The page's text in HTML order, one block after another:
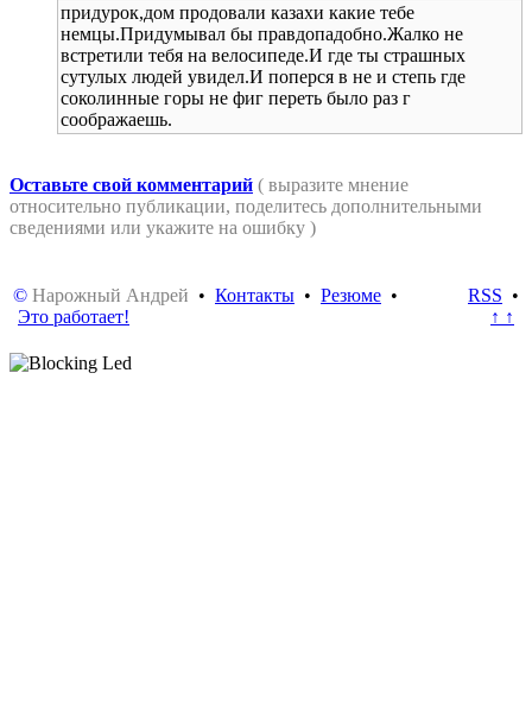
придурок,дом продовали казахи какие тебе
немцы.Придумывал бы правдопадобно.Жалко не
встретили тебя на велосипеде.И где ты страшных
сутулых людей увидел.И поперся в не и степь где
соколинные горы не фиг переть было раз г
соображаешь.
Оставьте свой комментарий ( выразите мнение
относительно публикации, поделитесь дополнительными
сведениями или укажите на ошибку )
© Нарожный Андрей • Контакты • Резюме •
Это работает!
RSS •
↑ ↑